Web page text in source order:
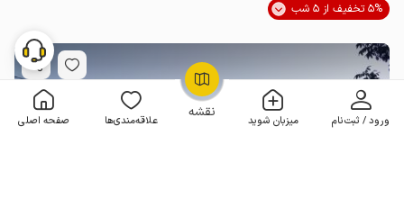
نقشه ورود / ثبت‌نام میزبان شوید علاقه‌مندی‌ها صفحه اصلی
OpenStreetMap
5% تخفیف از 5 شب